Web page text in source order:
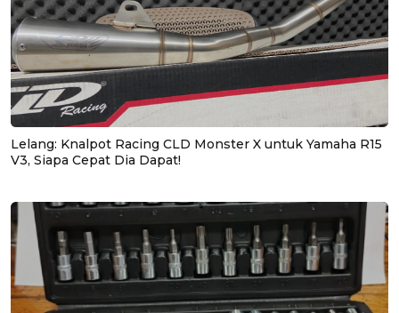
Lelang: Knalpot Racing CLD Monster X untuk Yamaha R15
V3, Siapa Cepat Dia Dapat!